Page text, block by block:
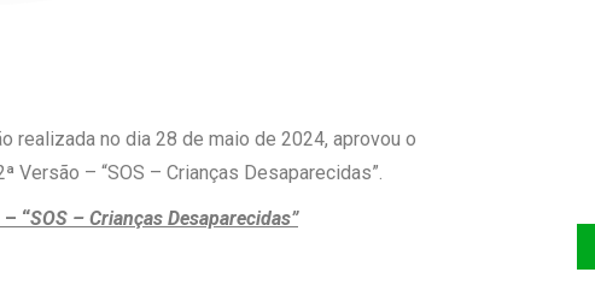
realizada no dia 28 de maio de 2024, aprovou o
Versão – “SOS – Crianças Desaparecidas”.
“SOS – Crianças Desaparecidas”